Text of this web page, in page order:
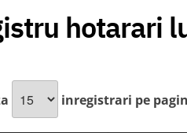
hotarari
inregistrari pe